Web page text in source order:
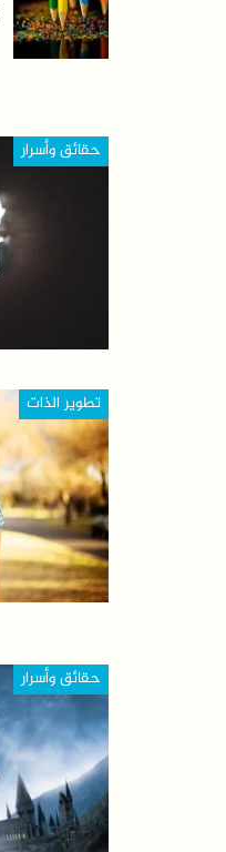
حقائق وأسرار
تطوير الذات
حقائق وأسرار